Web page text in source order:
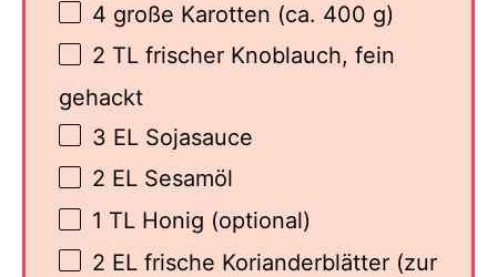
4 große Karotten (ca. 400 g)
2 TL frischer Knoblauch, fein
gehackt
3 EL Sojasauce
2 EL Sesamöl
1 TL Honig (optional)
2 EL frische Korianderblätter (zur